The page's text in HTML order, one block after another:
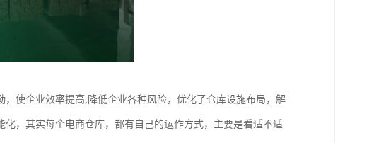
使企业效率提高;降低企业各种风险，优化了仓库设施布局，解
，其实每个电商仓库，都有自己的运作方式，主要是看适不适